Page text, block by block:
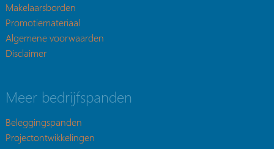
Makelaarsborden
Promotiemateriaal
Algemene voorwaarden
Disclaimer
Meer bedrijfspanden
Beleggingspanden
Projectontwikkelingen